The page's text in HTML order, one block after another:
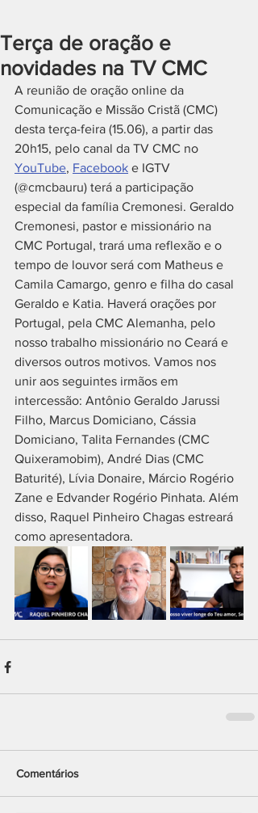
Terça de oração e
novidades na TV CMC
A reunião de oração online da
Comunicação e Missão Cristã (CMC)
desta terça-feira (15.06), a partir das
20h15, pelo canal da TV CMC no
YouTube, Facebook e IGTV
(@cmcbauru) terá a participação
especial da família Cremonesi. Geraldo
Cremonesi, pastor e missionário na
CMC Portugal, trará uma reflexão e o
tempo de louvor será com Matheus e
Camila Camargo, genro e filha do casal
Geraldo e Katia. Haverá orações por
Portugal, pela CMC Alemanha, pelo
nosso trabalho missionário no Ceará e
diversos outros motivos. Vamos nos
unir aos seguintes irmãos em
intercessão: Antônio Geraldo Jarussi
Filho, Marcus Domiciano, Cássia
Domiciano, Talita Fernandes (CMC
Quixeramobim), André Dias (CMC
Baturité), Lívia Donaire, Márcio Rogério
Zane e Edvander Rogério Pinhata. Além
disso, Raquel Pinheiro Chagas estreará
como apresentadora.
Comentários